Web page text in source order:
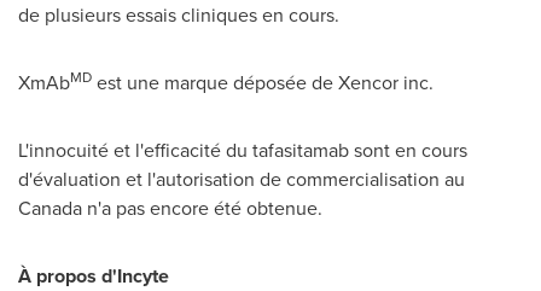
de plusieurs essais cliniques en cours.
XmAbMD est une marque déposée de Xencor inc.
L'innocuité et l'efficacité du tafasitamab sont en cours
d'évaluation et l'autorisation de commercialisation au
Canada n'a pas encore été obtenue.
À propos d'Incyte